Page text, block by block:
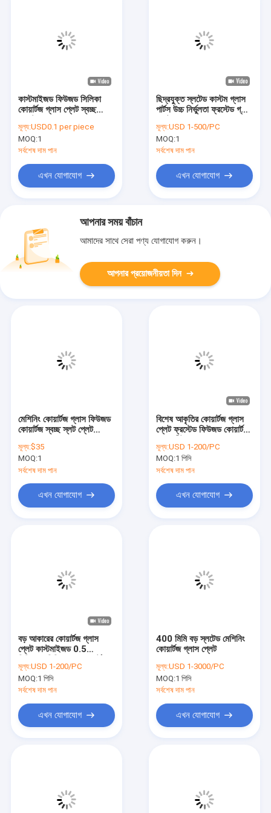
কাস্টমাইজড ফিউজড সিলিকা
কোয়ার্টজ গ্লাস প্লেট স্বচ্ছ
মূল্য:USD0.1 per piece
MOQ:1
সর্বশেষ দাম পান
এখন যোগাযোগ
ছিদ্রযুক্ত স্লটেড কাস্টম গ্লাস
পার্টস উচ্চ নির্ভুলতা ফ্রস্টেড গ্লাস
মূল্য:USD 1-500/PC
MOQ:1
সর্বশেষ দাম পান
এখন যোগাযোগ
আপনার সময় বাঁচান
আমাদের সাথে সেরা পণ্য যোগাযোগ করুন।
আপনার প্রয়োজনীয়তা দিন
মেশিনিং কোয়ার্টজ গ্লাস ফিউজড
কোয়ার্টজ স্বচ্ছ স্লট প্লেট
মূল্য:$35
MOQ:1
সর্বশেষ দাম পান
এখন যোগাযোগ
বিশেষ আকৃতির কোয়ার্টজ গ্লাস
প্লেট ফ্রস্টেড ফিউজড কোয়ার্টজ
মূল্য:USD 1-200/PC
MOQ:1 পিসি
সর্বশেষ দাম পান
এখন যোগাযোগ
বড় আকারের কোয়ার্টজ গ্লাস
প্লেট কাস্টমাইজড 0.5
শীট
মূল্য:USD 1-200/PC
MOQ:1 পিসি
সর্বশেষ দাম পান
এখন যোগাযোগ
400 মিমি বড় স্লটেড মেশিনিং
কোয়ার্টজ গ্লাস প্লেট
মূল্য:USD 1-3000/PC
MOQ:1 পিসি
সর্বশেষ দাম পান
এখন যোগাযোগ